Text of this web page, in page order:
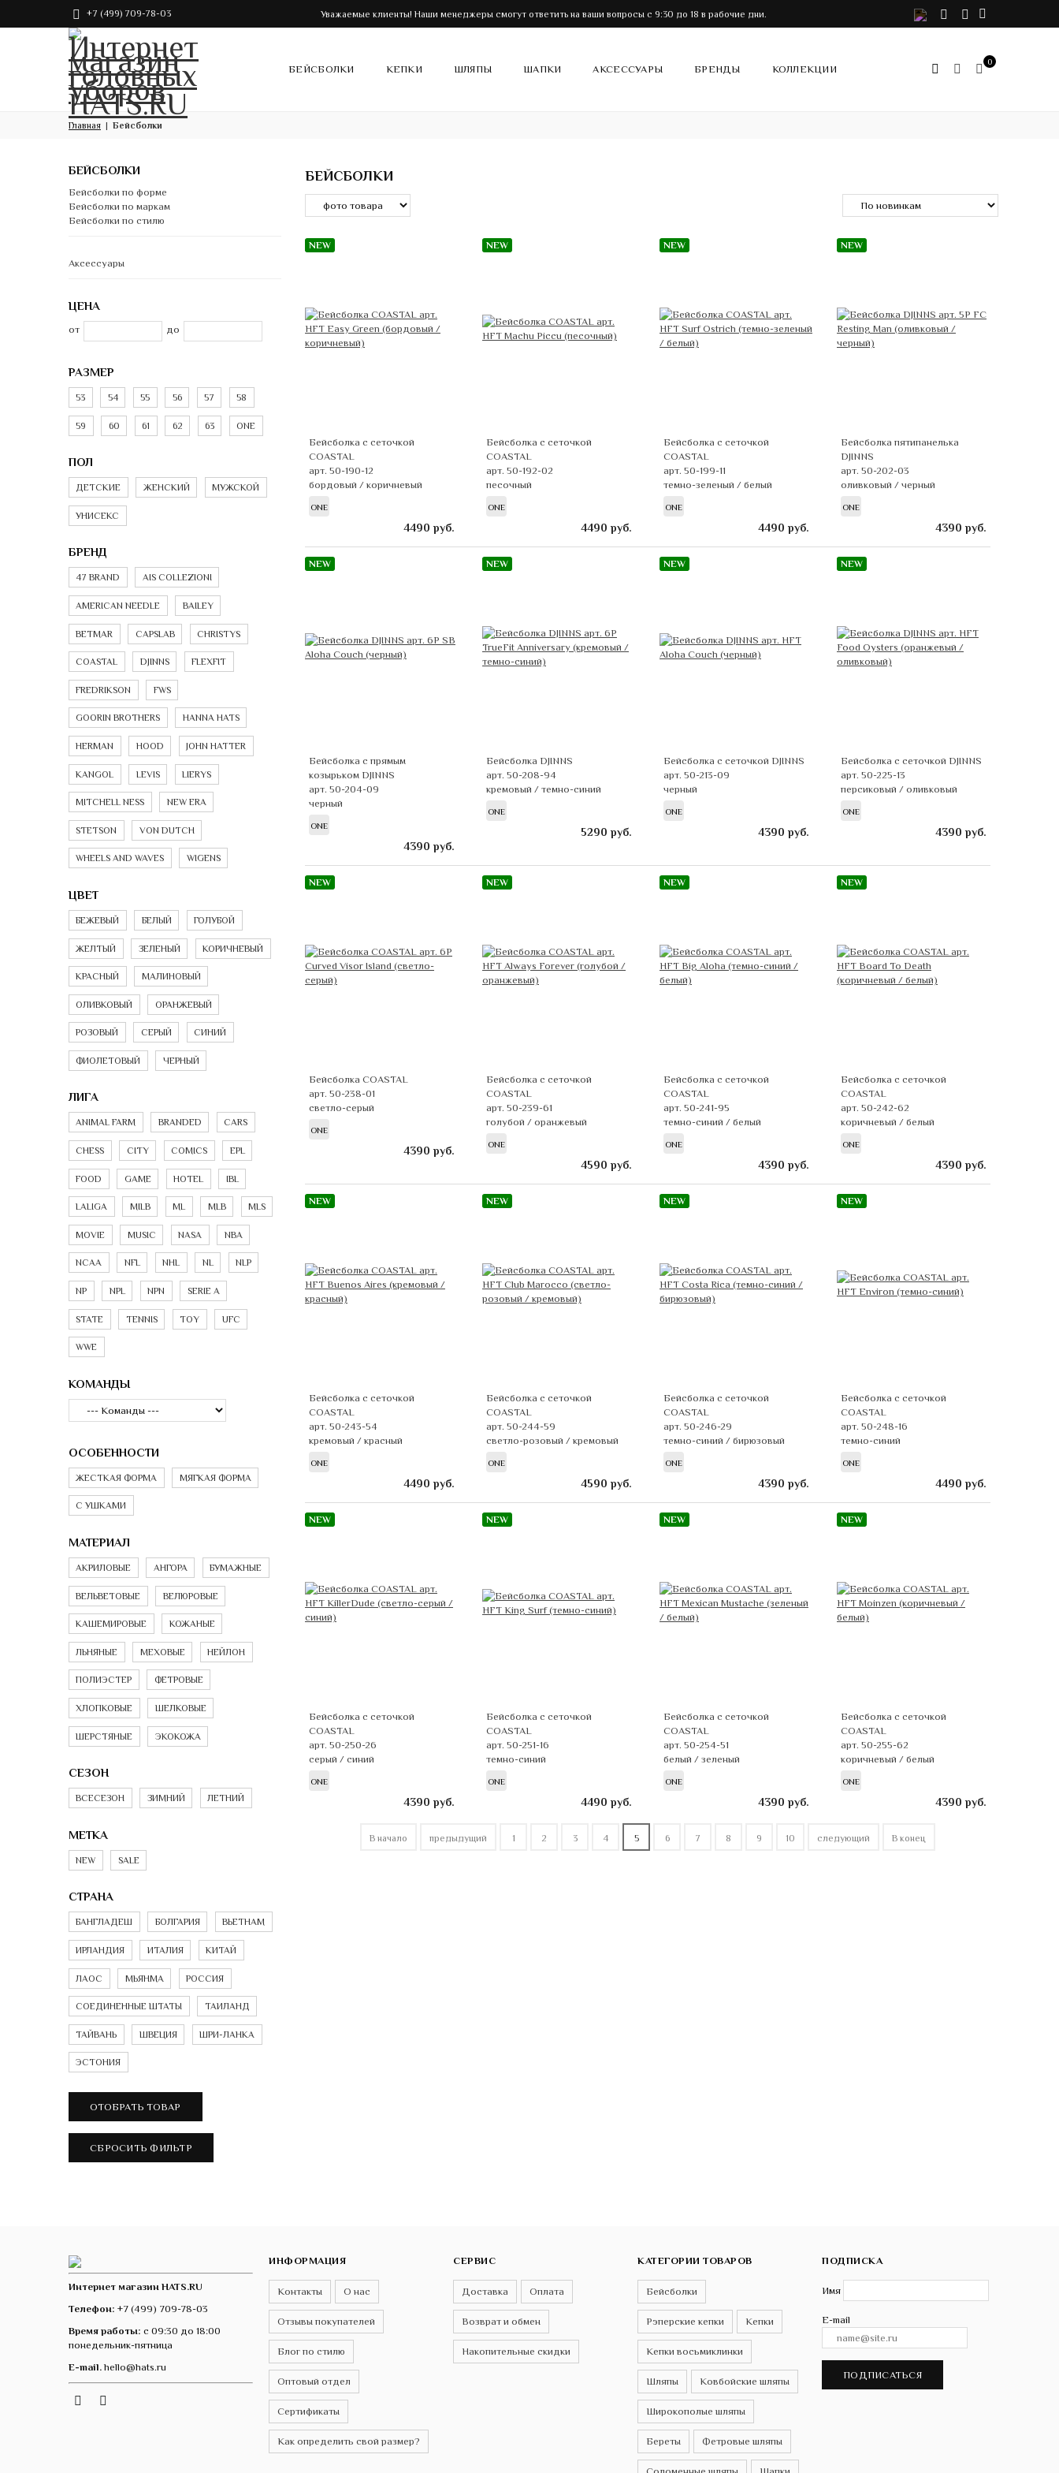
+7 (499) 709-78-03 Уважаемые клиенты! Наши менеджеры смогут ответить на ваши вопросы с 9:30 до 18 в рабочие дни. VK Telegram
БЕЙСБОЛКИ КЕПКИ ШЛЯПЫ ШАПКИ АКСЕССУАРЫ БРЕНДЫ КОЛЛЕКЦИИ
0
Главная Бейсболки
БЕЙСБОЛКИ
NEW
Бейсболка с сеточкой
COASTAL
арт. 50-190-12
бордовый / коричневый
ONE
4490 руб.
NEW
Бейсболка с сеточкой
COASTAL
арт. 50-192-02
песочный
ONE
4490 руб.
NEW
Бейсболка с сеточкой
COASTAL
арт. 50-199-11
темно-зеленый / белый
ONE
4490 руб.
NEW
Бейсболка пятипанелька
DJINNS
арт. 50-202-03
оливковый / черный
ONE
4390 руб.
NEW
Бейсболка с прямым
козырьком DJINNS
арт. 50-204-09
черный
ONE
4390 руб.
NEW
Бейсболка DJINNS
арт. 50-208-94
кремовый / темно-синий
ONE
5290 руб.
NEW
Бейсболка с сеточкой DJINNS
арт. 50-213-09
черный
ONE
4390 руб.
NEW
Бейсболка с сеточкой DJINNS
арт. 50-225-13
персиковый / оливковый
ONE
4390 руб.
NEW
Бейсболка COASTAL
арт. 50-238-01
светло-серый
ONE
4390 руб.
NEW
Бейсболка с сеточкой
COASTAL
арт. 50-239-61
голубой / оранжевый
ONE
4590 руб.
NEW
Бейсболка с сеточкой
COASTAL
арт. 50-241-95
темно-синий / белый
ONE
4390 руб.
NEW
Бейсболка с сеточкой
COASTAL
арт. 50-242-62
коричневый / белый
ONE
4390 руб.
NEW
Бейсболка с сеточкой
COASTAL
арт. 50-243-54
кремовый / красный
ONE
4490 руб.
NEW
Бейсболка с сеточкой
COASTAL
арт. 50-244-59
светло-розовый / кремовый
ONE
4590 руб.
NEW
Бейсболка с сеточкой
COASTAL
арт. 50-246-29
темно-синий / бирюзовый
ONE
4390 руб.
NEW
Бейсболка с сеточкой
COASTAL
арт. 50-248-16
темно-синий
ONE
4490 руб.
NEW
Бейсболка с сеточкой
COASTAL
арт. 50-250-26
серый / синий
ONE
4390 руб.
NEW
Бейсболка с сеточкой
COASTAL
арт. 50-251-16
темно-синий
ONE
4490 руб.
NEW
Бейсболка с сеточкой
COASTAL
арт. 50-254-51
белый / зеленый
ONE
4390 руб.
NEW
Бейсболка с сеточкой
COASTAL
арт. 50-255-62
коричневый / белый
ONE
4390 руб.
В начало предыдущий 1 2 3 4 5 6 7 8 9 10 следующий В конец
БЕЙСБОЛКИ
Бейсболки по форме
Бейсболки по маркам
Бейсболки по стилю
Аксессуары
ЦЕНА
от до
РАЗМЕР
53 54 55 56 57 58
59 60 61 62 63 ONE
ПОЛ
ДЕТСКИЕ ЖЕНСКИЙ МУЖСКОЙ
УНИСЕКС
БРЕНД
47 BRAND AIS COLLEZIONI
AMERICAN NEEDLE BAILEY
BETMAR CAPSLAB CHRISTYS
COASTAL DJINNS FLEXFIT
FREDRIKSON FWS
GOORIN BROTHERS HANNA HATS
HERMAN HOOD JOHN HATTER
KANGOL LEVIS LIERYS
MITCHELL NESS NEW ERA
STETSON VON DUTCH
WHEELS AND WAVES WIGENS
ЦВЕТ
БЕЖЕВЫЙ БЕЛЫЙ ГОЛУБОЙ
ЖЕЛТЫЙ ЗЕЛЕНЫЙ КОРИЧНЕВЫЙ
КРАСНЫЙ МАЛИНОВЫЙ
ОЛИВКОВЫЙ ОРАНЖЕВЫЙ
РОЗОВЫЙ СЕРЫЙ СИНИЙ
ФИОЛЕТОВЫЙ ЧЕРНЫЙ
ЛИГА
ANIMAL FARM BRANDED CARS
CHESS CITY COMICS EPL
FOOD GAME HOTEL IBL
LALIGA MILB ML MLB MLS
MOVIE MUSIC NASA NBA
NCAA NFL NHL NL NLP
NP NPL NPN SERIE A
STATE TENNIS TOY UFC
WWE
КОМАНДЫ
ОСОБЕННОСТИ
ЖЕСТКАЯ ФОРМА МЯГКАЯ ФОРМА
С УШКАМИ
МАТЕРИАЛ
АКРИЛОВЫЕ АНГОРА БУМАЖНЫЕ
ВЕЛЬВЕТОВЫЕ ВЕЛЮРОВЫЕ
КАШЕМИРОВЫЕ КОЖАНЫЕ
ЛЬНЯНЫЕ МЕХОВЫЕ НЕЙЛОН
ПОЛИЭСТЕР ФЕТРОВЫЕ
ХЛОПКОВЫЕ ШЕЛКОВЫЕ
ШЕРСТЯНЫЕ ЭКОКОЖА
СЕЗОН
ВСЕСЕЗОН ЗИМНИЙ ЛЕТНИЙ
МЕТКА
NEW SALE
СТРАНА
БАНГЛАДЕШ БОЛГАРИЯ ВЬЕТНАМ
ИРЛАНДИЯ ИТАЛИЯ КИТАЙ
ЛАОС МЬЯНМА РОССИЯ
СОЕДИНЕННЫЕ ШТАТЫ ТАИЛАНД
ТАЙВАНЬ ШВЕЦИЯ ШРИ-ЛАНКА
ЭСТОНИЯ
Интернет магазин HATS.RU
Телефон: +7 (499) 709-78-03
Время работы: с 09:30 до 18:00
понедельник-пятница
E-mail. hello@hats.ru
Instagram
ИНФОРМАЦИЯ
Контакты О нас
Отзывы покупателей
Блог по стилю
Оптовый отдел
Сертификаты
Как определить свой размер?
СЕРВИС
Доставка Оплата
Возврат и обмен
Накопительные скидки
КАТЕГОРИИ ТОВАРОВ
Бейсболки
Рэперские кепки Кепки
Кепки восьмиклинки
Шляпы Ковбойские шляпы
Широкополые шляпы
Береты Фетровые шляпы
ПОДПИСКА
Имя
E-mail
ПОДПИСАТЬСЯ